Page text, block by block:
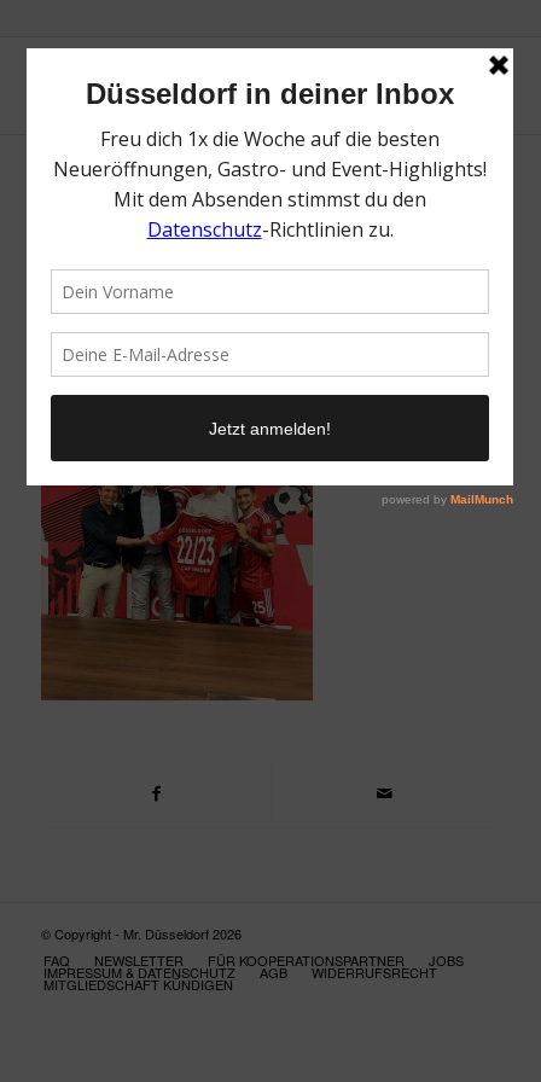
CapTrader | Mr. Düsseldorf | Magazin | Foto:
© Copyright - Mr. Düsseldorf 2026
FAQ
NEWSLETTER FÜR KOOPERATIONSPARTNER JOBS
IMPRESSUM & DATENSCHUTZ AGB WIDERRUFSRECHT
MITGLIEDSCHAFT KÜNDIGEN